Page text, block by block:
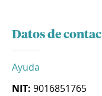
Datos de
Ayuda
NIT: 9016851765